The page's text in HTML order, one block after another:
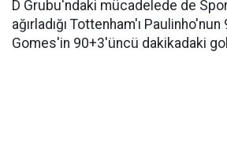
D Grubu'ndaki mücadelede de
ağırladığı Tottenham'ı
Gomes'in 90+3'üncü dakikadaki